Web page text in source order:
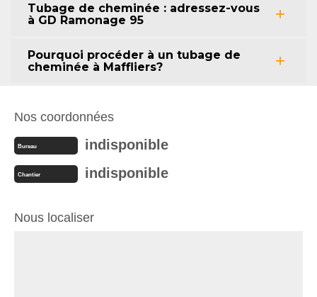
Tubage de cheminée : adressez-vous
à GD Ramonage 95
Pourquoi procéder à un tubage de
cheminée à Maffliers?
Nos coordonnées
Bureau indisponible
Chantier indisponible
Nous localiser